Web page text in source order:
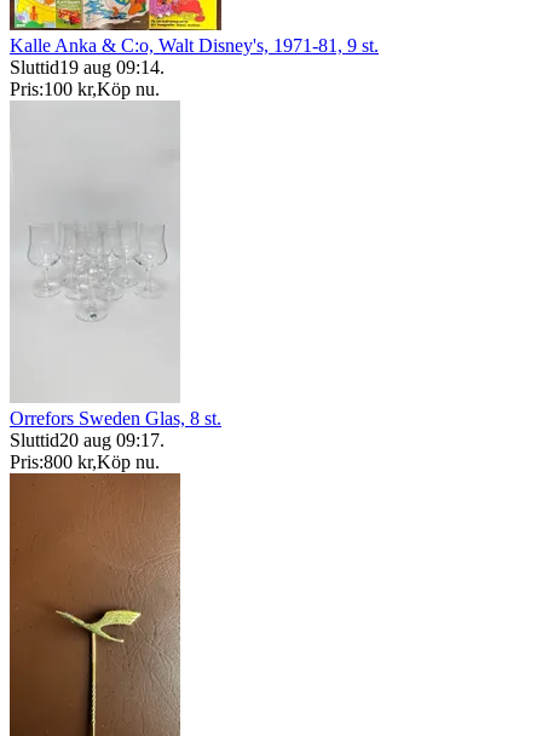
Kalle Anka & C:o, Walt Disney's, 1971-81, 9 st.
Sluttid19 aug 09:14.
Pris:100 kr,Köp nu.
Orrefors Sweden Glas, 8 st.
Sluttid20 aug 09:17.
Pris:800 kr,Köp nu.